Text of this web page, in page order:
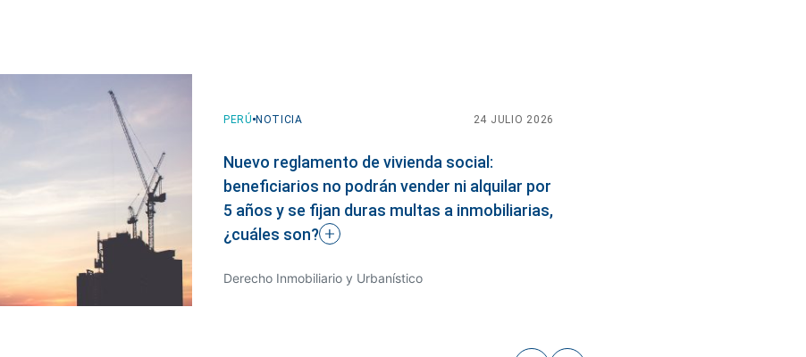
PERÚ NOTICIA 24 JULIO 2026
Nuevo reglamento de vivienda social:
beneficiarios no podrán vender ni alquilar por
5 años y se fijan duras multas a inmobiliarias,
¿cuáles son?
Derecho Inmobiliario y Urbanístico
Terrenos invadidos: cambios a la normativa
para formalizar, ¿cuáles son losriesgos?
Airbnb en edificios: ¿tienen derecho los
huéspedes a usar las áreascomunes?